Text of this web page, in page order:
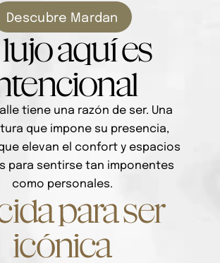
Descubre Mardan
lujo aquí es
tiene una razón de ser. Una
que impone su presencia,
elevan el confort y espacios
para sentirse tan imponentes
como personales.
para ser
icónica